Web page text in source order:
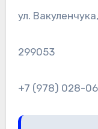
ул.
299053
+7 (978) 028-